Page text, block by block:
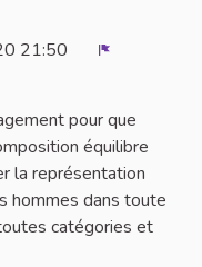
21:50
pour que
équilibre
la représentation
hommes dans toute
catégories et